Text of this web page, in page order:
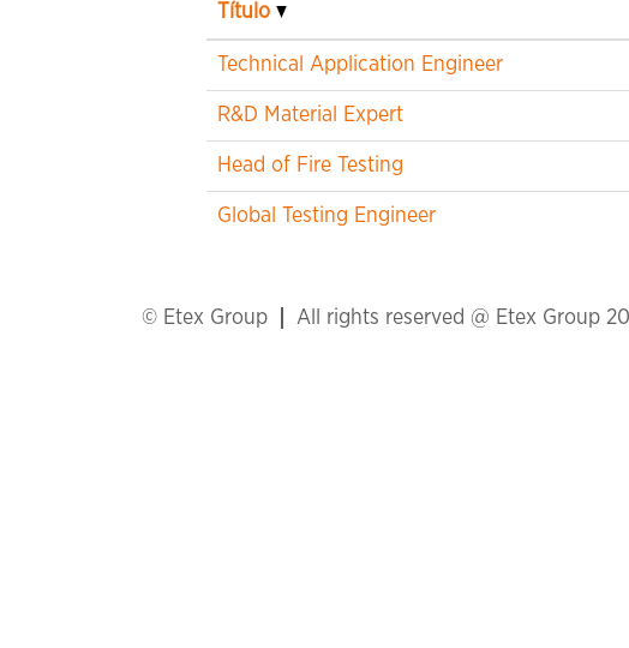
Título
Technical Application Engineer
R&D Material Expert
Head of Fire Testing
Global Testing Engineer
© Etex Group All rights reserved @ Etex Group